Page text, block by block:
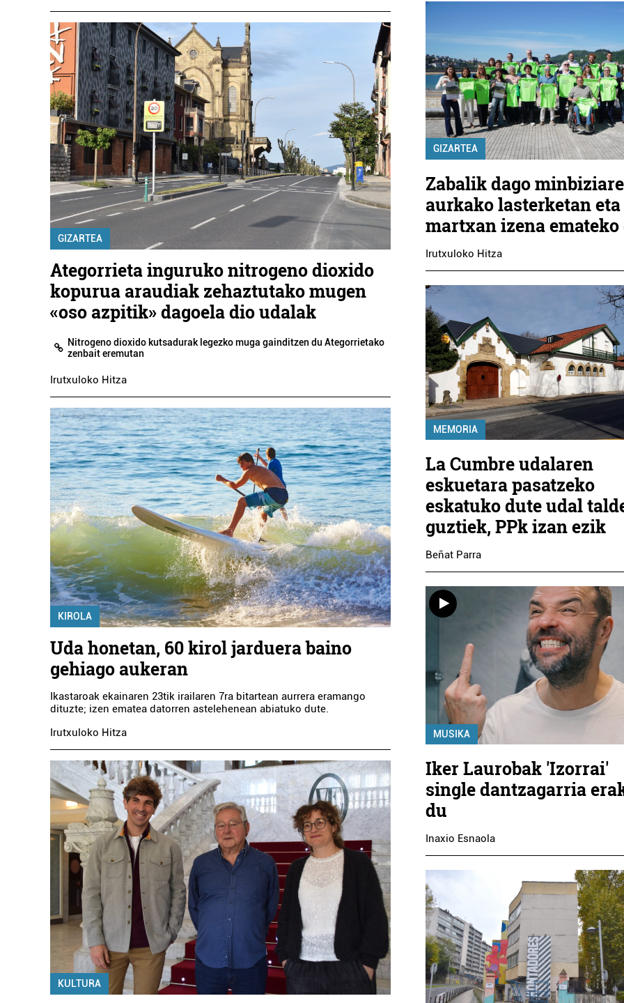
GIZARTEA
Ategorrieta inguruko nitrogeno dioxido
kopurua araudiak zehaztutako mugen
«oso azpitik» dagoela dio udalak
Nitrogeno dioxido kutsadurak legezko muga gainditzen du Ategorrietako
zenbait eremutan
Irutxuloko Hitza
KIROLA
Uda honetan, 60 kirol jarduera baino
gehiago aukeran
Ikastaroak ekainaren 23tik irailaren 7ra bitartean aurrera eramango
dituzte; izen ematea datorren astelehenean abiatuko dute.
Irutxuloko Hitza
KULTURA
GIZARTEA
Zabalik dago
aurkako lasterketan eta
martxan izena emateko
Irutxuloko Hitza
MEMORIA
La Cumbre udalaren
eskuetara pasatzeko
eskatuko dute udal
guztiek, PPk izan ezik
Beñat Parra
MUSIKA
Iker Laurobak 'Izorrai'
single dantzagarria
du
Inaxio Esnaola